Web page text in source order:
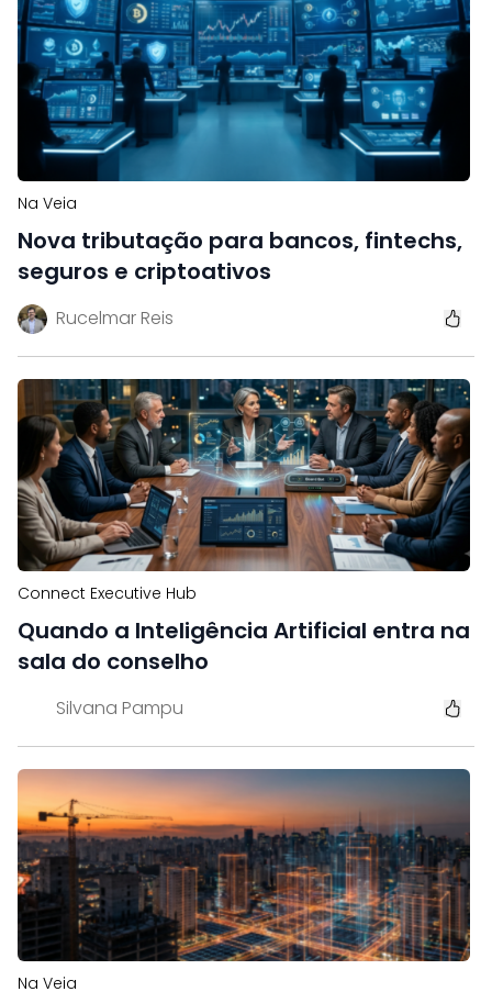
Na Veia
Nova tributação para bancos, fintechs,
seguros e criptoativos
Rucelmar Reis
Connect Executive Hub
Quando a Inteligência Artificial entra na
sala do conselho
Silvana Pampu
Na Veia